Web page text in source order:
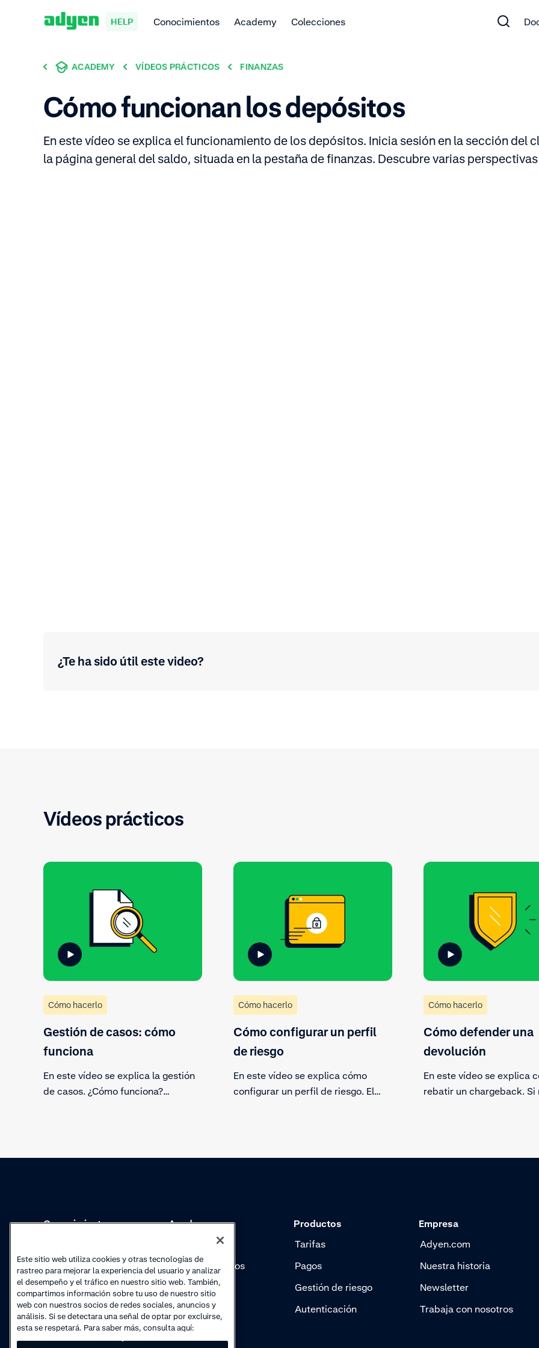
HELP Conocimientos Academy Colecciones
ACADEMY VÍDEOS PRÁCTICOS FINANZAS
Cómo funcionan los depósitos
En este vídeo se explica el funcionamiento de los depósitos. Inicia sesión en la sección del
la página general del saldo, situada en la pestaña de finanzas. Descubre varias
¿Te ha sido útil este video?
Vídeos prácticos
Cómo hacerlo
Gestión de casos: cómo
funciona
En este vídeo se explica la gestión
de casos. ¿Cómo funciona?
Cómo hacerlo
Cómo configurar un perfil
de riesgo
En este vídeo se explica cómo
configurar un perfil de riesgo. El
Cómo hacerlo
Cómo defender una
devolución
En este vídeo se explica
rebatir un chargeback. Si
Conocimientos
Actualizaciones de
productos
Academy
Vídeos prácticos
Productos
Tarifas
Pagos
Gestión de riesgo
Autenticación
Empresa
Adyen.com
Nuestra historia
Newsletter
Trabaja con nosotros
Este sitio web utiliza cookies y otras tecnologías de
rastreo para mejorar la experiencia del usuario y analizar
el desempeño y el tráfico en nuestro sitio web. También,
compartimos información sobre tu uso de nuestro sitio
web con nuestros socios de redes sociales, anuncios y
análisis. Si se detectara una señal de optar por excluirse,
esta se respetará. Para saber más, consulta aquí: